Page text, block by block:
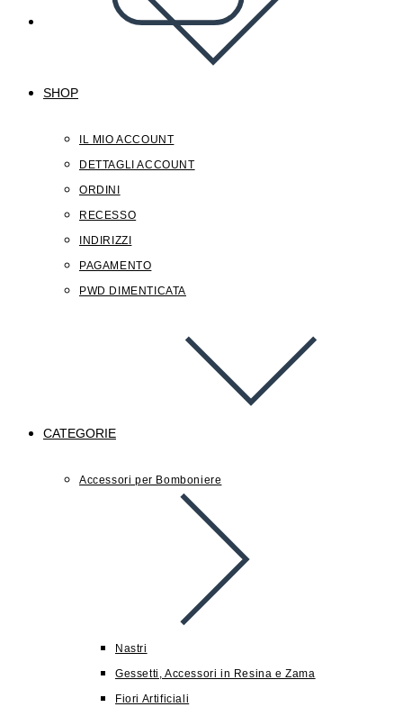
SHOP
IL MIO ACCOUNT
DETTAGLI ACCOUNT
ORDINI
RECESSO
INDIRIZZI
PAGAMENTO
PWD DIMENTICATA
CATEGORIE
Accessori per Bomboniere
Nastri
Gessetti, Accessori in Resina e Zama
Fiori Artificiali